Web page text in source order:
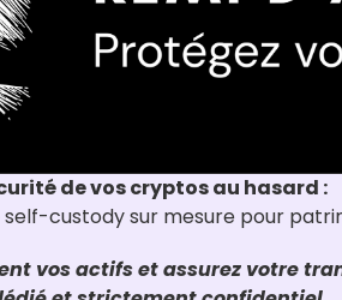
de vos cryptos au hasard :
custody sur mesure pour
vos actifs et assurez votre